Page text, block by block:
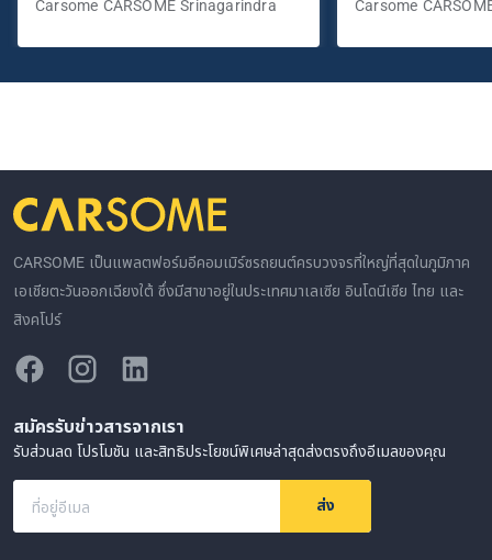
Carsome CARSOME Srinagarindra
Carsome
CARSOME เป็นแพลตฟอร์มอีคอมเมิร์ซรถยนต์ครบวงจรที่ใหญ่ที่สุดในภูมิภาค
เอเชียตะวันออกเฉียงใต้ ซึ่งมีสาขาอยู่ในประเทศมาเลเซีย อินโดนีเซีย ไทย และ
สิงคโปร์
สมัครรับข่าวสารจากเรา
รับส่วนลด โปรโมชัน และสิทธิประโยชน์พิเศษล่าสุดส่งตรงถึงอีเมลของคุณ
ที่อยู่อีเมล ส่ง